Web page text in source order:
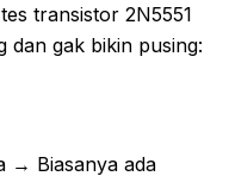
transistor 2N5551
dan gak bikin pusing:
→ Biasanya ada